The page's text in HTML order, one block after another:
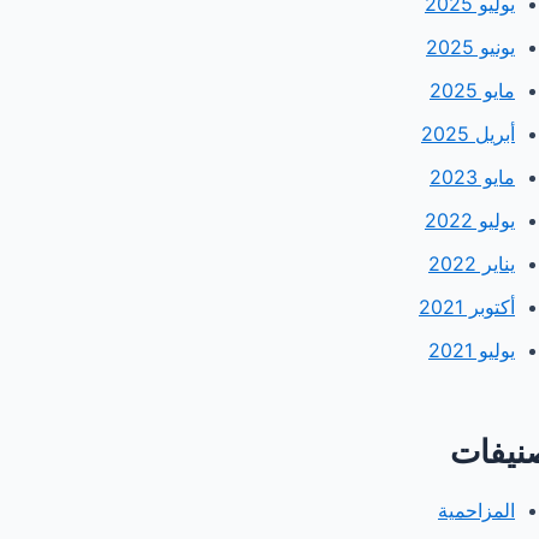
يونيو 2025
مايو 2025
أبريل 2025
مايو 2023
يوليو 2022
يناير 2022
أكتوبر 2021
يوليو 2021
المزاحمية